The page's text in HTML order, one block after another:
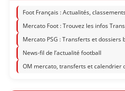
Foot Français : Actualités,
Mercato Foot : Trouvez les infos
Mercato PSG : Transferts et dossiers
News-fil de l’actualité football
OM mercato, transferts et calendrier